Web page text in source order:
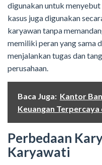
digunakan untuk
kasus juga digunakan
karyawan tanpa
memiliki peran yang sama
menjalankan tugas dan
perusahaan.
Baca Juga: Kantor
Keuangan
Perbedaan
Karyawati